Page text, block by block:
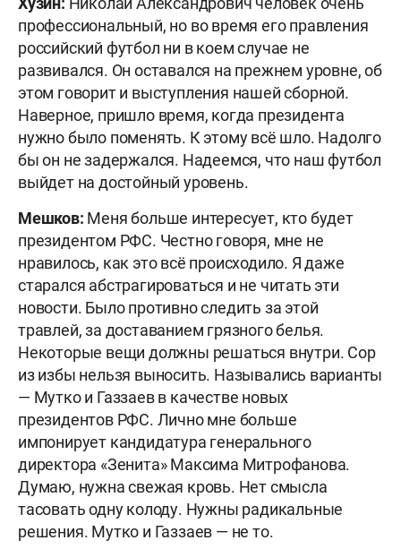
профессиональный, но во время его правления
российский футбол ни в коем случае не
развивался. Он оставался на прежнем уровне, об
этом говорит и выступления нашей сборной.
Наверное, пришло время, когда президента
нужно было поменять. К этому всё шло. Надолго
бы он не задержался. Надеемся, что наш футбол
выйдет на достойный уровень.
Мешков: Меня больше интересует, кто будет
президентом РФС. Честно говоря, мне не
нравилось, как это всё происходило. Я даже
старался абстрагироваться и не читать эти
новости. Было противно следить за этой
травлей, за доставанием грязного белья.
Некоторые вещи должны решаться внутри. Сор
из избы нельзя выносить. Назывались варианты
— Мутко и Газзаев в качестве новых
президентов РФС. Лично мне больше
импонирует кандидатура генерального
директора «Зенита» Максима Митрофанова.
Думаю, нужна свежая кровь. Нет смысла
тасовать одну колоду. Нужны радикальные
решения. Мутко и Газзаев — не то.